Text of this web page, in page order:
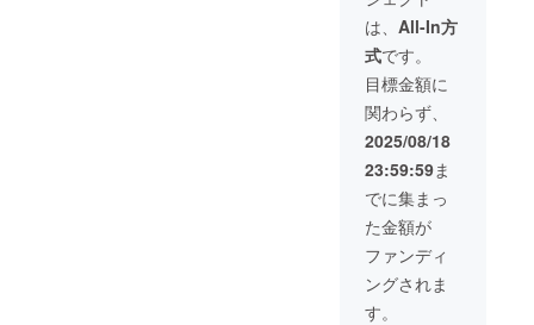
ださ
い） ・
クラウ
ドファ
ンディ
ング支
援者用
の受付
窓口で
支援画
面と支
援者名
をご提
示くだ
さい ・
ペー
パーと
して無
料配布
予定で
す ■ そ
の他 ・
自宅以
外への
配送も
可能で
す（希
望する
配送先
を入力
ベント
会場
（とり
ぎん文
化会館
小ホー
ル）の
受付付
近 ・掲
示期
間：
Peeba
FES当
日
（2025
「A3サ
イズ」
で掲載
しま
す。
メッ
セージ
の文字
数が多
くなる
と文字
サイズ
も小さ
くなる
ことを
演者な
ど） ・
応援
メッ
セージ
（128字
以内/句
読点含
む） ・
支援者
名
（ボー
ドに掲
載する
支援
名）
子」10
冊 ・
「Peeb
a20th記
念冊
子」の
特集記
事2P分
と裏表
紙モデ
ルの対
象者を
指名で
きる権
利 ・お
礼の
花に掲
載する
名前”を
「備考
欄」に
ご記入
くださ
い（10
文字以
内） ※
掲載を
希望さ
れない
場合は
「な
し」と
・設置
場所：
イベン
ト会場
（とり
ぎん文
化会館
小ホー
ル）の
受付又
は入口
付近 ・
設置期
間：
Peeba
FES当
不可）
・掲載
ズ：小
（4.5c
m以
内） ・
個人
名、団
体名、
企業
名、店
舗名な
どどん
な名前
でも大
ご記入
くださ
い（10
文字以
内） ※
掲載を
希望さ
れない
「な
し」と
記載く
ださい
※ ロゴ
掲載を
希望す
枠） ・
「Peeb
a20th記
念冊
子」10
冊 ・お
礼の
メール
▼ 広告
掲載に
関して
・広告
内容に
ついて
は支援
ス出演
者全員
に「弁
当」と
「飲み
物」を
差し入
れでき
るリ
ターン
です。
ご支援
いただ
いた方
には、
は、 All-In方
式です。
目標金額に
関わらず、
2025/08/18
23:59:59ま
でに集まっ
た金額が
ファンディ
ングされま
す。